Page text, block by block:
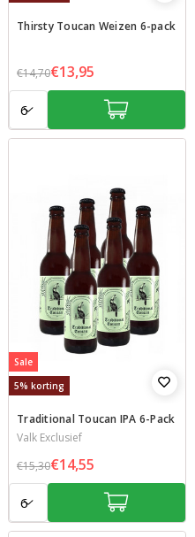
Thirsty Toucan Weizen 6-pack
€14,70€13,95
Sale
5% korting
Traditional Toucan IPA 6-Pack
Valk Exclusief
€15,30€14,55